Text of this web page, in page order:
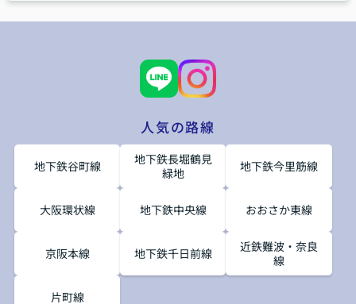
人気の路線
地下鉄谷町線
地下鉄長堀鶴見
緑地
地下鉄今里筋線
大阪環状線 地下鉄中央線 おおさか東線
京阪本線 地下鉄千日前線
近鉄難波・奈良
線
片町線